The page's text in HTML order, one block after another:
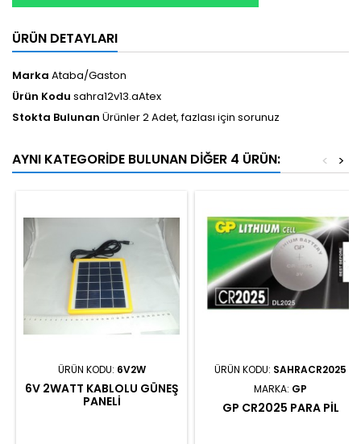
ÜRÜN DETAYLARI
Marka Ataba/Gaston
Ürün Kodu sahra12v13.aAtex
Stokta Bulunan Ürünler 2 Adet, fazlası için sorunuz
AYNI KATEGORIDE BULUNAN DIĞER 4 ÜRÜN: >
<
ÜRÜN KODU: 6V2W
6V 2WATT KABLOLU GÜNEŞ
PANELI
ÜRÜN KODU: SAHRACR2025
MARKA: GP
GP CR2025 PARA PIL